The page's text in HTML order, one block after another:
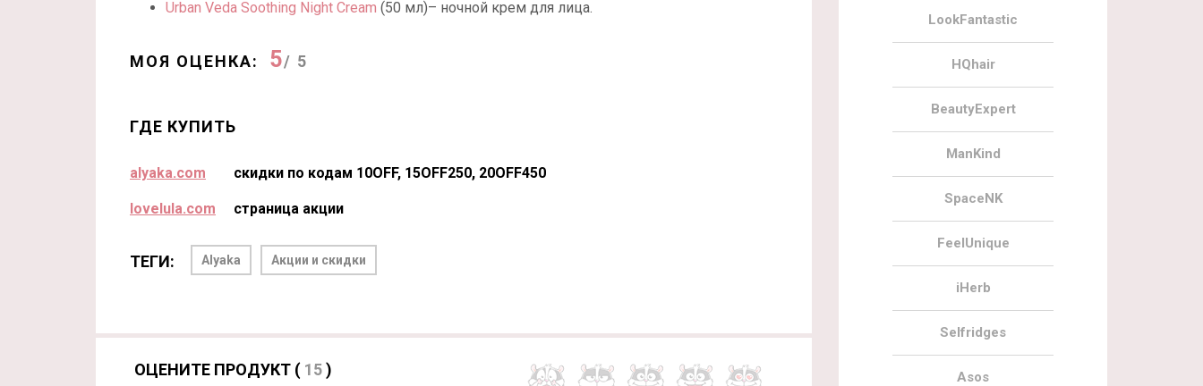
Urban Veda Soothing Night Cream (50 мл)– ночной крем для лица.
МОЯ ОЦЕНКА: 5/ 5
ГДЕ КУПИТЬ
alyaka.com скидки по кодам 10OFF, 15OFF250, 20OFF450
lovelula.com страница акции
ТЕГИ: Alyaka Акции и скидки
ОЦЕНИТЕ ПРОДУКТ ( 15)
LookFantastic
HQhair
BeautyExpert
ManKind
SpaceNK
FeelUnique
iHerb
Selfridges
Asos